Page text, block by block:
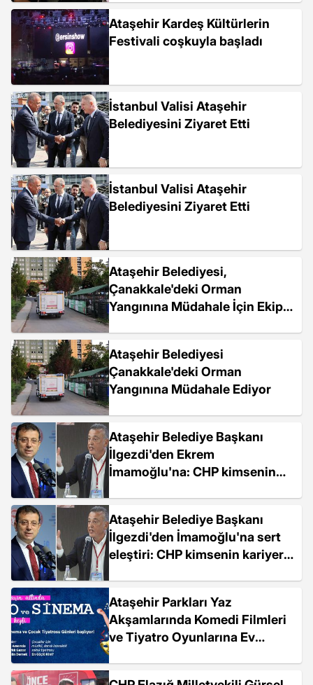
Ataşehir Kardeş Kültürlerin
Festivali coşkuyla başladı
İstanbul Valisi Ataşehir
Belediyesini Ziyaret Etti
İstanbul Valisi Ataşehir
Belediyesini Ziyaret Etti
Ataşehir Belediyesi,
Çanakkale'deki Orman
Yangınına Müdahale İçin Ekip
Ataşehir Belediyesi
Çanakkale'deki Orman
Yangınına Müdahale Ediyor
Ataşehir Belediye Başkanı
İlgezdi'den Ekrem
İmamoğlu'na: CHP kimsenin
Ataşehir Belediye Başkanı
İlgezdi'den İmamoğlu'na sert
eleştiri: CHP kimsenin kariyer
Ataşehir Parkları Yaz
Akşamlarında Komedi Filmleri
ve Tiyatro Oyunlarına Ev